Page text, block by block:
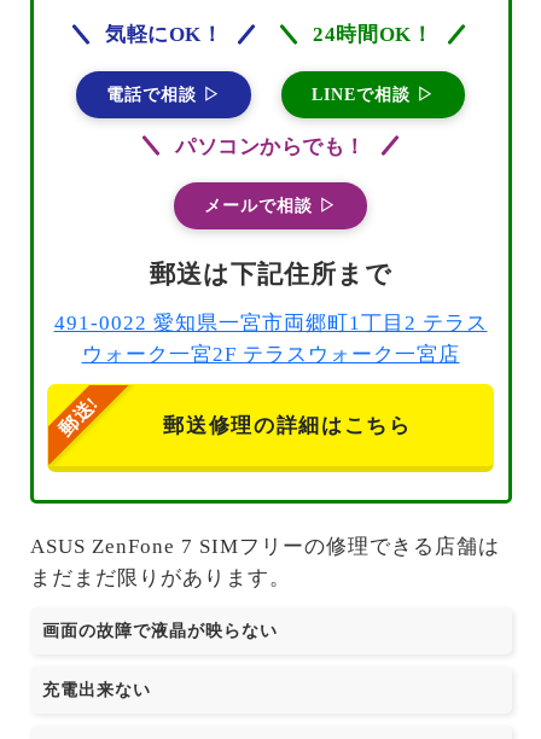
気軽にOK！
電話で相談 ▷
24時間OK！
LINEで相談 ▷
パソコンからでも！
メールで相談 ▷
郵送は下記住所まで
491-0022 愛知県一宮市両郷町1丁目2 テラス
ウォーク一宮2F テラスウォーク一宮店
郵送修理の詳細はこちら
ASUS ZenFone 7 SIMフリーの修理できる店舗は
まだまだ限りがあります。
画面の故障で液晶が映らない
充電出来ない